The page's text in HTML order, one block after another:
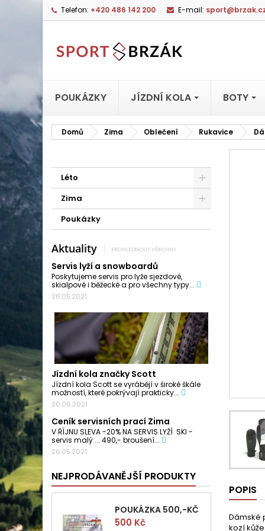
Telefon: +420 486 142 200 E-mail:
POUKÁZKY JÍZDNÍ KOLA BOTY
Domů Zima Oblečení Rukavice
Léto
Zima
Poukázky
Aktuality PROHLÉDNOUT VŠECHNY
Servis lyží a snowboardů
Poskytujeme servis pro lyže sjezdové,
skialpové i běžecké a pro všechny typy...
26.05.2021
Jízdní kola značky Scott
Jízdní kola Scott se vyrábějí v široké škále
možností, které pokrývají prakticky...
20.06.2021
Ceník servisních prací Zima
V ŘÍJNU SLEVA -20% NA SERVIS LYŽÍ SKI -
servis malý ... 490,- broušení...
26.05.2021
NEJPRODÁVANĚJŠÍ PRODUKTY
POUKÁZKA 500,-KČ
Cena
500 Kč
POPIS
Dámské
kozí